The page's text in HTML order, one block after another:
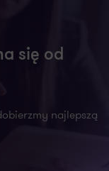
się od
najlepszą